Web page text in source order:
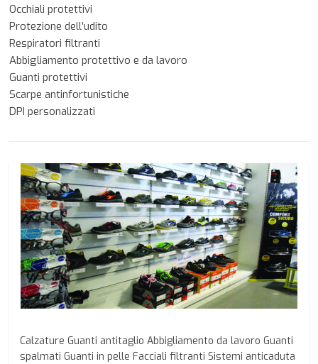
Occhiali protettivi
Protezione dell’udito
Respiratori filtranti
Abbigliamento protettivo e da lavoro
Guanti protettivi
Scarpe antinfortunistiche
DPI personalizzati
Calzature Guanti antitaglio Abbigliamento da lavoro Guanti
spalmati Guanti in pelle Facciali filtranti Sistemi anticaduta